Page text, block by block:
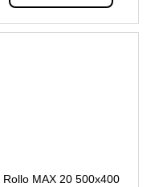
Rollo MAX 20 500x400